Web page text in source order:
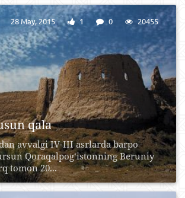
qala
avvalgi IV-III asrlarda barpo
Qoraqalpog‘istonning Beruniy
tomon 20...
28 May, 2015 1 0 20455